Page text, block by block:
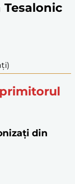
Tesalonic
primitorul
din